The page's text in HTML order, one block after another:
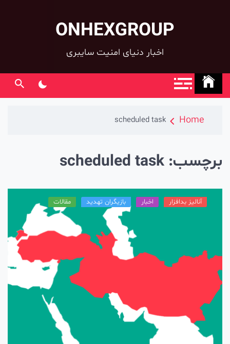
ONHEXGROUP
اخبار دنیای امنیت سایبری
Home
scheduled task
scheduled task
آنالیز بدافزار بازیگران تهدید مقالات